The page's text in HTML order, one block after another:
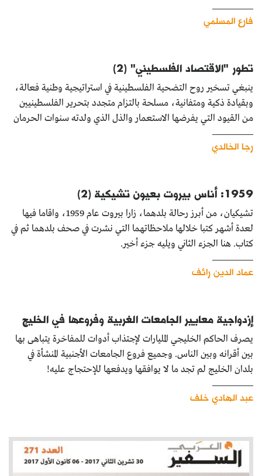
فارع المسلمي
تطور "الاقتصاد الفلسطيني" (2)
ينبغي تسخير روح التضحية الفلسطينية في استراتيجية وطنية فعالة،
وبقيادة ذكية ومتفانية، مسلحة بالتزام متجدد بتحرير الفلسطينيين
من القيود التي يفرضها الاستعمار والذل الذي ولدته سنوات الحرمان
رجا الخالدي
1959: أناس بيروت بعيون تشيكية (2)
تشيكيان، من أبرز رحالة بلدهما، زارا بيروت عام 1959، واقاما فيها
لعدة أشهر كتبا خلالها ملاحظاتهما التي نشرت في صحف بلدهما ثم في
كتاب. هنا الجزء الثاني ويليه جزء أخير.
عماد الدين رائف
إزدواجية معايير الجامعات الغربية وفروعها في الخليج
يصرف الحاكم الخليجي المليارات لإجتذاب أدوات للمفاخرة يتباهى بها
بين أقرانه وبين الناس. وجميع فروع الجامعات الأجنبية المنشأة في
بلدان الخليج لم تجد ما لا يوافقها ويدفعها للإحتجاج عليه!
عبد الهادي خلف